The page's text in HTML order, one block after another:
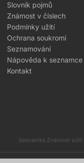
Slovník pojmů
Známost v číslech
Podmínky užití
Ochrana soukromí
Seznamování
Nápověda k seznamce
Kontakt
Seznamka Známost